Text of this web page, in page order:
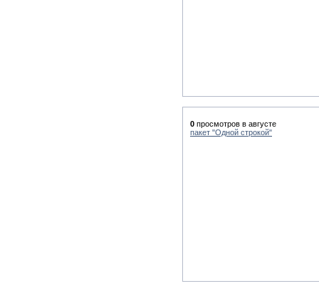
0 просмотров в августе
пакет "Одной строкой"